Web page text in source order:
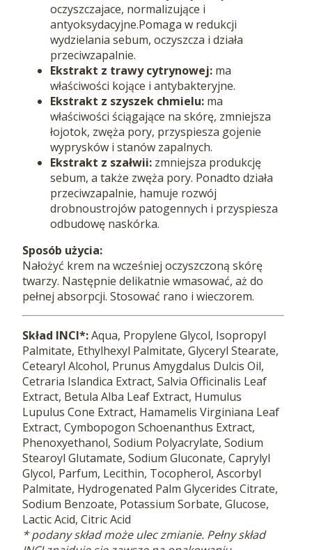
oczyszczajace, normalizujące i
antyoksydacyjne.Pomaga w redukcji
wydzielania sebum, oczyszcza i działa
przeciwzapalnie.
Ekstrakt z trawy cytrynowej: ma
właściwości kojące i antybakteryjne.
Ekstrakt z szyszek chmielu: ma
właściwości ściągające na skórę, zmniejsza
łojotok, zwęża pory, przyspiesza gojenie
wyprysków i stanów zapalnych.
Ekstrakt z szałwii: zmniejsza produkcję
sebum, a także zwęża pory. Ponadto działa
przeciwzapalnie, hamuje rozwój
drobnoustrojów patogennych i przyspiesza
odbudowę naskórka.
Sposób użycia:
Nałożyć krem na wcześniej oczyszczoną skórę
twarzy. Następnie delikatnie wmasować, aż do
pełnej absorpcji. Stosować rano i wieczorem.
Skład INCI*:Aqua, Propylene Glycol, Isopropyl
Palmitate, Ethylhexyl Palmitate, Glyceryl Stearate,
Cetearyl Alcohol, Prunus Amygdalus Dulcis Oil,
Cetraria Islandica Extract, Salvia Officinalis Leaf
Extract, Betula Alba Leaf Extract, Humulus
Lupulus Cone Extract, Hamamelis Virginiana Leaf
Extract, Cymbopogon Schoenanthus Extract,
Phenoxyethanol, Sodium Polyacrylate, Sodium
Stearoyl Glutamate, Sodium Gluconate, Caprylyl
Glycol, Parfum, Lecithin, Tocopherol, Ascorbyl
Palmitate, Hydrogenated Palm Glycerides Citrate,
Sodium Benzoate, Potassium Sorbate, Glucose,
Lactic Acid, Citric Acid
* podany skład może ulec zmianie. Pełny skład